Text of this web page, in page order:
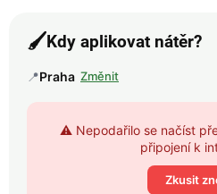
🖌️Kdy aplikovat nátěr?
📍Praha Změnit
⚠️ Nepodařilo se načíst
připojení k
Zkusit